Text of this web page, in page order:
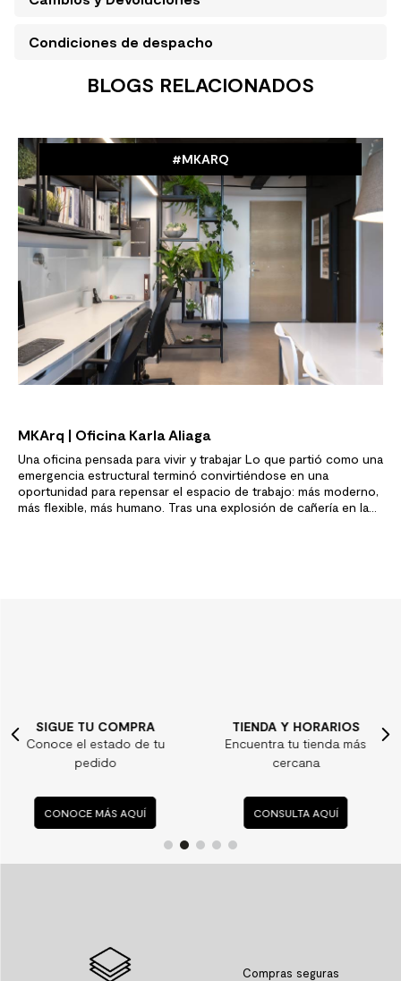
Condiciones de despacho
BLOGS RELACIONADOS
#MKARQ
MKArq | Oficina Karla Aliaga
Una oficina pensada para vivir y trabajar Lo que partió como una
emergencia estructural terminó convirtiéndose en una
oportunidad para repensar el espacio de trabajo: más moderno,
más flexible, más humano. Tras una explosión de cañería en la
TIENDA Y HORARIOS
Encuentra tu tienda más
cercana
CONSULTA AQUÍ
¿ALGUNA DUDA?
Consulta nuestras
preguntas frecuentes
CONSULTA AQUÍ
Compras seguras